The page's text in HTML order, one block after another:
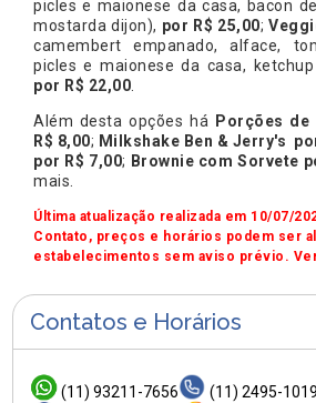
picles e maionese da casa, bacon
mostarda dijon), por R$ 25,00;
camembert empanado, alface,
picles e maionese da casa,
por R$ 22,00.
Além desta opções há Porções
R$ 8,00; Milkshake Ben & Jerry's
por R$ 7,00; Brownie com Sorvete
mais.
Última atualização realizada em 10/07/
Contato, preços e horários podem ser
estabelecimentos sem aviso prévio.
Contatos e Horários
(11) 93211-7656
(11) 2495-1019